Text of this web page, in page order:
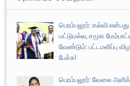
பெரம்பலூர்: கல்வி
மட்டுமல்ல, சமூக
வேண்டும்: பட்டமளிப்பு
பேச்சு!
பெரம்பலூர்: வேலை